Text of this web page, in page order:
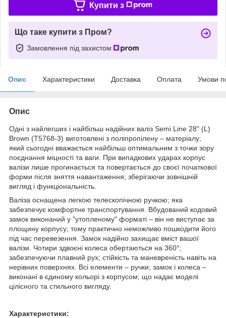
Купити з
Що таке купити з Пром?
Замовлення під захистом
Опис Характеристики Доставка Оплата Умови
Опис
Одні з найлегших і найбільш надійних валіз Semi Line 28" (L)
Brown (T5768-3) виготовлені з поліпропілену – матеріалу;
який сьогодні вважається найбільш оптимальним з точки зору
поєднання міцності та ваги. При випадкових ударах корпус
валізи лише прогинається та повертається до своєї початкової
форми після зняття навантаження; зберігаючи зовнішній
вигляд і функціональність.
Валіза оснащена легкою телескопічною ручкою; яка
забезпечує комфортне транспортування. Вбудований кодовий
замок виконаний у "утопленому" форматі – він не виступає за
площину корпусу; тому практично неможливо пошкодити його
під час перевезення. Замок надійно захищає вміст вашої
валізи. Чотири здвоєні колеса обертаються на 360°;
забезпечуючи плавний рух; стійкість та маневреність навіть на
нерівних поверхнях. Всі елементи – ручки; замок і колеса –
виконані в єдиному кольорі з корпусом; що надає моделі
цілісного та стильного вигляду.
Характеристики: